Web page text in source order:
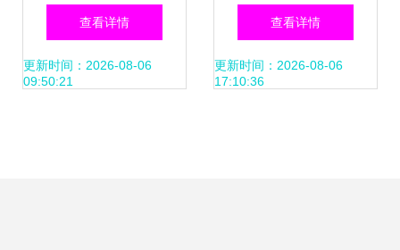
情缘——2015年黄
埔文化艺术交流访
查看详情
更新时间：2026-08-06
09:50:21
华章 研究生院首届
摄影征文大赛启幕
查看详情
更新时间：2026-08-06
17:10:36